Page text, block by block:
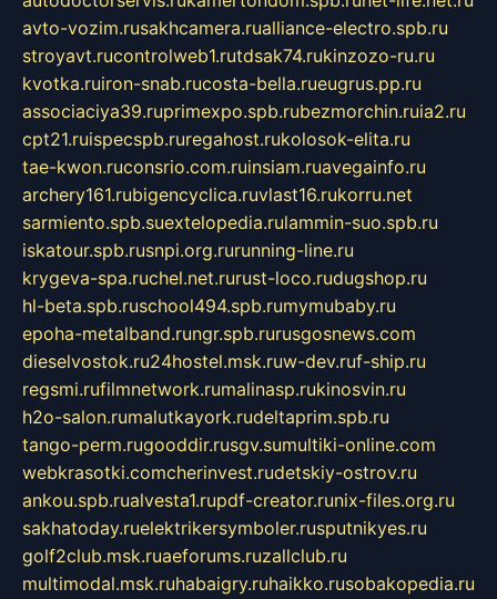
avto-vozim.rusakhcamera.rualliance-electro.spb.ru
stroyavt.rucontrolweb1.rutdsak74.rukinzozo-ru.ru
kvotka.ruiron-snab.rucosta-bella.rueugrus.pp.ru
associaciya39.ruprimexpo.spb.rubezmorchin.ruia2.ru
cpt21.ruispecspb.ruregahost.rukolosok-elita.ru
tae-kwon.ruconsrio.com.ruinsiam.ruavegainfo.ru
archery161.rubigencyclica.ruvlast16.rukorru.net
sarmiento.spb.suextelopedia.rulammin-suo.spb.ru
iskatour.spb.rusnpi.org.rurunning-line.ru
krygeva-spa.ruchel.net.rurust-loco.rudugshop.ru
hl-beta.spb.ruschool494.spb.rumymubaby.ru
epoha-metalband.rungr.spb.rurusgosnews.com
dieselvostok.ru24hostel.msk.ruw-dev.ruf-ship.ru
regsmi.rufilmnetwork.rumalinasp.rukinosvin.ru
h2o-salon.rumalutkayork.rudeltaprim.spb.ru
tango-perm.rugooddir.rusgv.sumultiki-online.com
webkrasotki.comcherinvest.rudetskiy-ostrov.ru
ankou.spb.rualvesta1.rupdf-creator.runix-files.org.ru
sakhatoday.ruelektrikersymboler.rusputnikyes.ru
golf2club.msk.ruaeforums.ruzallclub.ru
multimodal.msk.ruhabaigry.ruhaikko.rusobakopedia.ru